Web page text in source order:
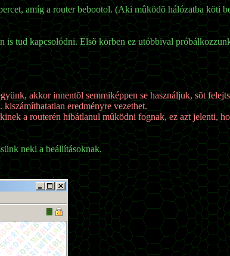
amíg a router bebootol. (Aki mûködõ hálózatba köti
tud kapcsolódni. Elsõ körben ez utóbbival
akkor innentõl semmiképpen se használjuk, sõt
eredményre vezethet.
a routerén hibátlanul mûködni fognak, ez azt jelenti,
neki a beállításoknak.